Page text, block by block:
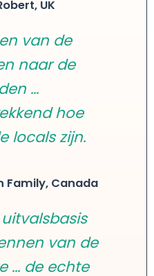
UK
van de
naar de
...
hoe
locals zijn.
Family, Canada
van de
... de echte